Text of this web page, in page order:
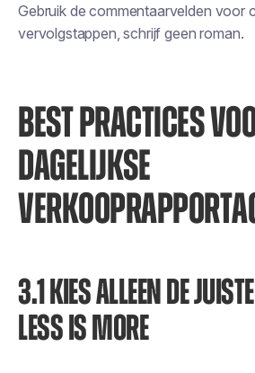
Gebruik de commentaarvelden voor
vervolgstappen, schrijf geen roman.
BEST PRACTICES
DAGELIJKSE
3.1 KIES ALLEEN DE
LESS IS MORE